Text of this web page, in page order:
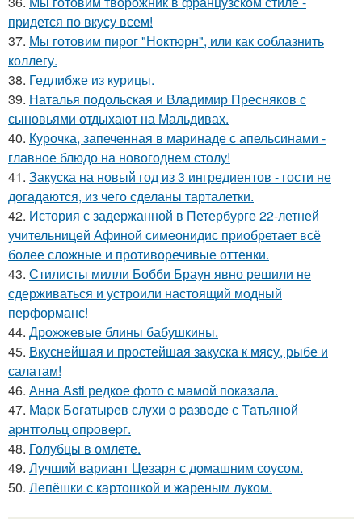
придется по вкусу всем!
37. Мы готовим пирог "Ноктюрн", или как соблазнить
коллегу.
38. Гедлибже из курицы.
39. Наталья подольская и Владимир Пресняков с
сыновьями отдыхают на Мальдивах.
40. Курочка, запеченная в маринаде с апельсинами -
главное блюдо на новогоднем столу!
41. Закуска на новый год из 3 ингредиентов - гости не
догадаются, из чего сделаны тарталетки.
42. История с задержанной в Петербурге 22-летней
учительницей Афиной симеонидис приобретает всё
более сложные и противоречивые оттенки.
43. Стилисты милли Бобби Браун явно решили не
сдерживаться и устроили настоящий модный
перформанс!
44. Дрожжевые блины бабушкины.
45. Вкуснейшая и простейшая закуска к мясу, рыбе и
салатам!
46. Анна Asti редкое фото с мамой показала.
47. Мapк Бoгaтыpeв слyхи o paзвoдe с Тaтьянoй
аpнтгoльц oпpoвepг.
48. Голубцы в омлете.
49. Лучший вариант Цезаря с домашним соусом.
50. Лепёшки с картошкой и жареным луком.